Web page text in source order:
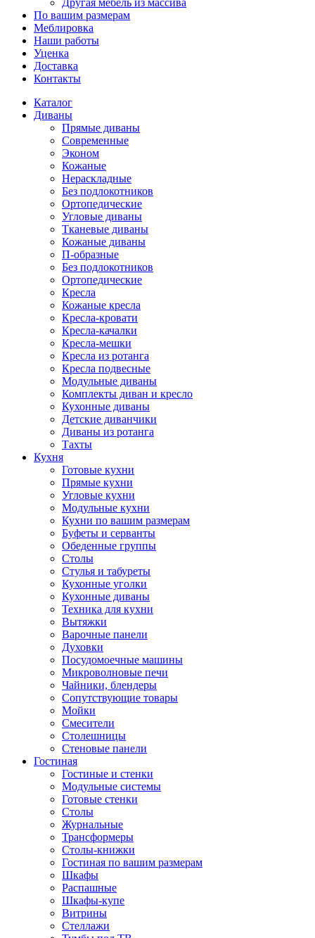
Другая мебель из массива
По вашим размерам
Меблировка
Наши работы
Уценка
Доставка
Контакты
Каталог
Диваны
Прямые диваны
Современные
Эконом
Кожаные
Нераскладные
Без подлокотников
Ортопедические
Угловые диваны
Тканевые диваны
Кожаные диваны
П-образные
Без подлокотников
Ортопедические
Кресла
Кожаные кресла
Кресла-кровати
Кресла-качалки
Кресла-мешки
Кресла из ротанга
Кресла подвесные
Модульные диваны
Комплекты диван и кресло
Кухонные диваны
Детские диванчики
Диваны из ротанга
Тахты
Кухня
Готовые кухни
Прямые кухни
Угловые кухни
Модульные кухни
Кухни по вашим размерам
Буфеты и серванты
Обеденные группы
Столы
Стулья и табуреты
Кухонные уголки
Кухонные диваны
Техника для кухни
Вытяжки
Варочные панели
Духовки
Посудомоечные машины
Микроволновые печи
Чайники, блендеры
Сопутствующие товары
Мойки
Смесители
Столешницы
Стеновые панели
Гостиная
Гостиные и стенки
Модульные системы
Готовые стенки
Столы
Журнальные
Трансформеры
Столы-книжки
Гостиная по вашим размерам
Шкафы
Распашные
Шкафы-купе
Витрины
Стеллажи